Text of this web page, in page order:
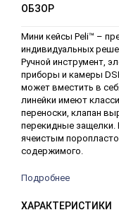
ОБЗОР
Мини кейсы Peli™ –
индивидуальных
Ручной инструмент,
приборы и камеры
может вместить в
линейки имеют
переноски, клапан
перекидные защелки.
ячеистым
содержимого.
Подробнее
ХАРАКТЕРИСТИКИ